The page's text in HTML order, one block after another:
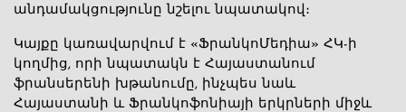
անդամակցությունը նշելու նպատակով։
Կայքը կառավարվում է «ՖրանկոՄեդիա» ՀԿ-ի
կողմից, որի նպատակն է Հայաստանում
ֆրանսերենի խթանումը, ինչպես նաև
Հայաստանի և Ֆրանկոֆոնիայի երկրների միջև